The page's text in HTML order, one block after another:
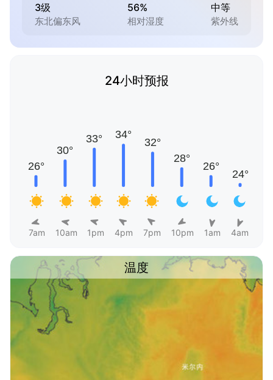
3级
东北偏东风
56%
相对湿度
中等
紫外线
24小时预报
7am 10am 1pm 4pm 7pm 10pm 1am 4am
温度